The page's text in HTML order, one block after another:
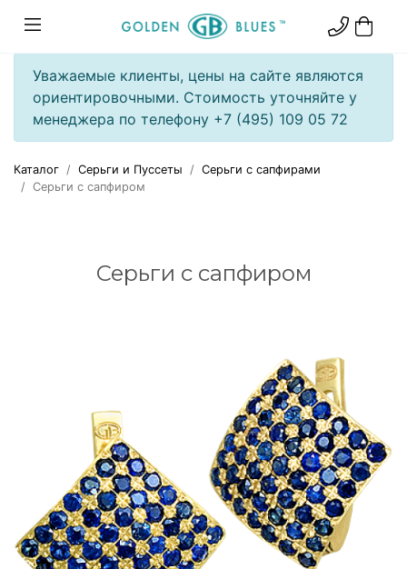
Уважаемые клиенты, цены на сайте являются
ориентировочными. Стоимость уточняйте у
менеджера по телефону +7 (495) 109 05 72
Каталог Серьги и Пуссеты
Серьги с сапфирами
Серьги с сапфиром
Серьги с сапфиром